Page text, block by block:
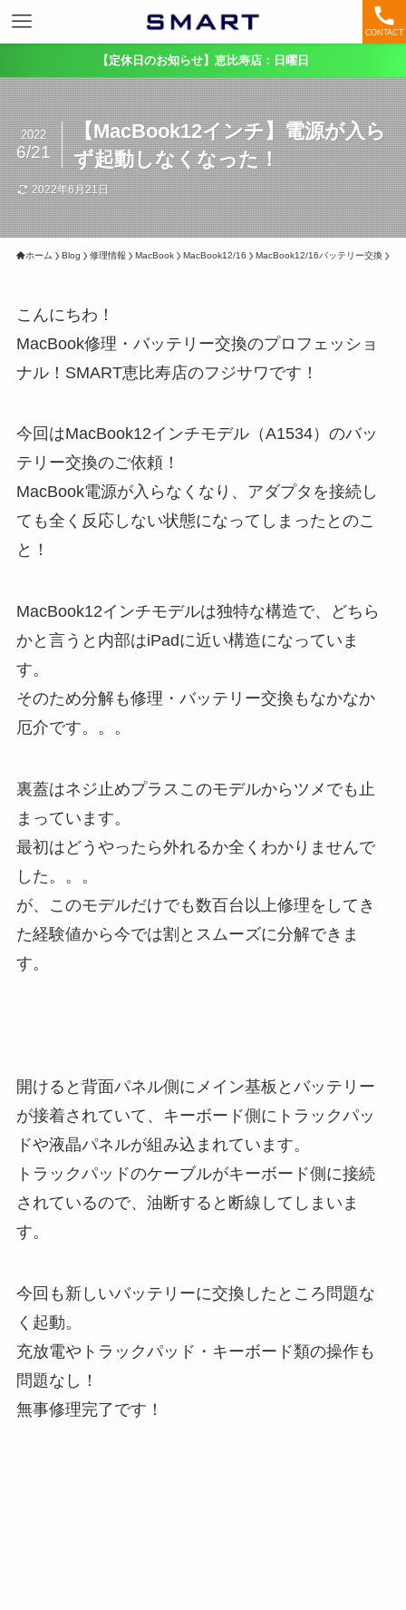
CONTACT
【定休日のお知らせ】恵比寿店：日曜日
【MacBook12インチ】電源が入ら
ず起動しなくなった！
2022
6/21
2022年6月21日
ホーム Blog 修理情報 MacBook MacBook12/16 MacBook12/16バッテリー交換
こんにちわ！
MacBook修理・バッテリー交換のプロフェッショ
ナル！SMART恵比寿店のフジサワです！
今回はMacBook12インチモデル（A1534）のバッ
テリー交換のご依頼！
MacBook電源が入らなくなり、アダプタを接続し
ても全く反応しない状態になってしまったとのこ
と！
MacBook12インチモデルは独特な構造で、どちら
かと言うと内部はiPadに近い構造になっていま
す。
そのため分解も修理・バッテリー交換もなかなか
厄介です。。。
裏蓋はネジ止めプラスこのモデルからツメでも止
まっています。
最初はどうやったら外れるか全くわかりませんで
した。。。
が、このモデルだけでも数百台以上修理をしてき
た経験値から今では割とスムーズに分解できま
す。
開けると背面パネル側にメイン基板とバッテリー
が接着されていて、キーボード側にトラックパッ
ドや液晶パネルが組み込まれています。
トラックパッドのケーブルがキーボード側に接続
されているので、油断すると断線してしまいま
す。
今回も新しいバッテリーに交換したところ問題な
く起動。
充放電やトラックパッド・キーボード類の操作も
問題なし！
無事修理完了です！